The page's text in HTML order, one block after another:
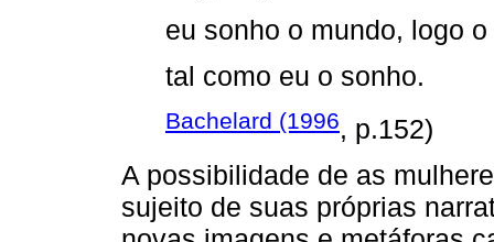
eu sonho o mundo, logo
tal como eu o sonho.
Bachelard (1996, p.152)
A possibilidade de as
sujeito de suas próprias